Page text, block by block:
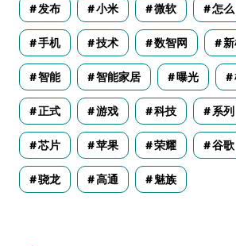
发布 小米 微软 怎么
手机 技术 数智网
智能 智能家居 曝光
正式 游戏 科技 系列
芯片 苹果 荣耀 谷歌
骁龙 高通 魅族